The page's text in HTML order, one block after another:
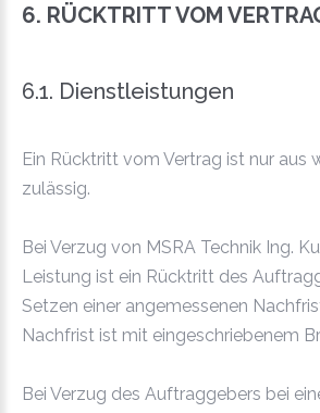
6. RÜCKTRITT VOM
6.1. Dienstleistungen
Ein Rücktritt vom Vertrag ist nur aus
zulässig.
Bei Verzug von MSRA Technik Ing.
Leistung ist ein Rücktritt des
Setzen einer angemessenen
Nachfrist ist mit eingeschriebenem
Bei Verzug des Auftraggebers bei